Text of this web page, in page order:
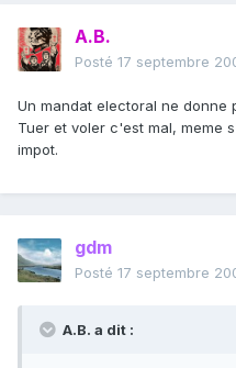
A.B.
Posté 17 septembre
Un mandat electoral ne donne
Tuer et voler c'est mal, meme
impot.
gdm
Posté 17 septembre
A.B. a dit :